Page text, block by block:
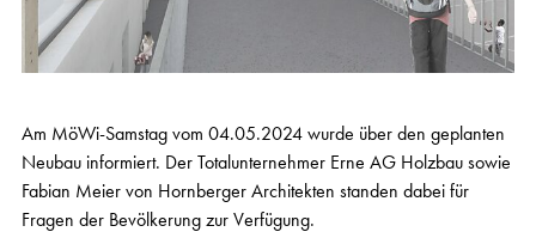
Am MöWi-Samstag vom 04.05.2024 wurde über den geplanten
Neubau informiert. Der Totalunternehmer Erne AG Holzbau sowie
Fabian Meier von Hornberger Architekten standen dabei für
Fragen der Bevölkerung zur Verfügung.